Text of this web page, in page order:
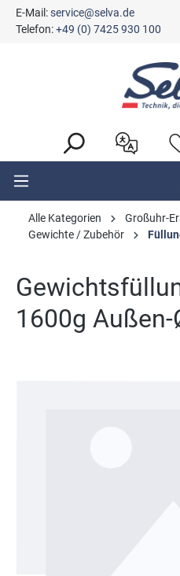
springen
E-Mail:service@selva.de
Telefon:+49 (0) 7425 930 100
Alle Kategorien
Großuhr-
Gewichte / Zubehör
1600g